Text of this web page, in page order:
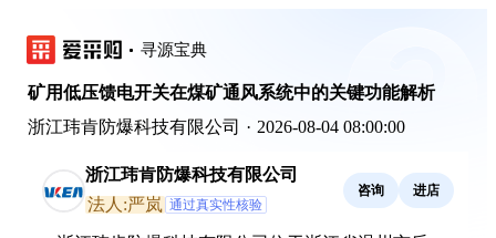
寻源宝典
矿用低压馈电开关在煤矿通风系统中的关键功能解析
浙江玮肯防爆科技有限公司 · 2026-08-04 08:00:00
浙江玮肯防爆科技有限公司
法人:严岚 通过真实性核验
咨询 进店